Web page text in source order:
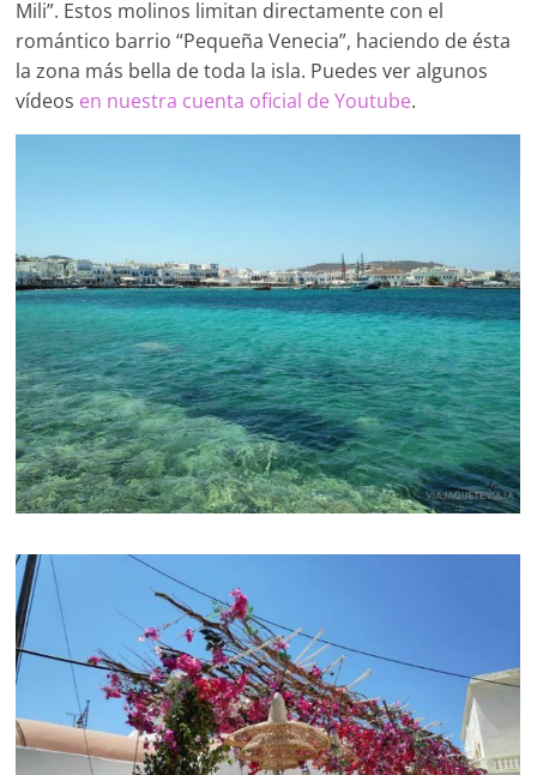
Mili”. Estos molinos limitan directamente con el
romántico barrio “Pequeña Venecia”, haciendo de ésta
la zona más bella de toda la isla. Puedes ver algunos
vídeos en nuestra cuenta oficial de Youtube.